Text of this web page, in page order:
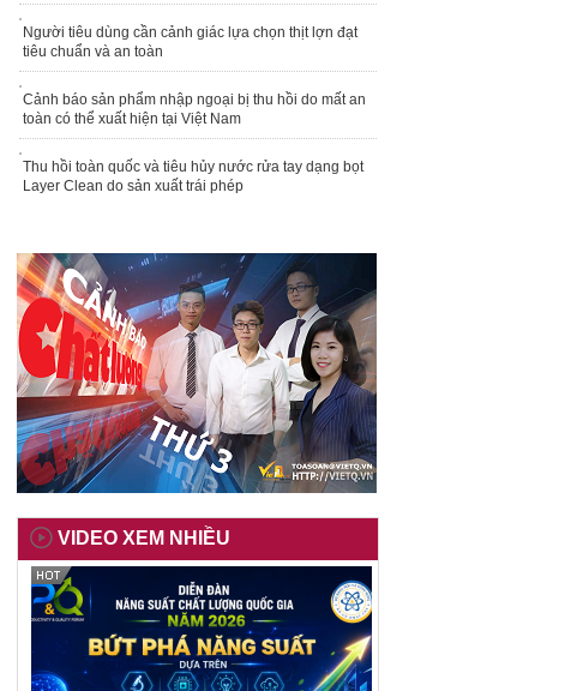
Người tiêu dùng cần cảnh giác lựa chọn thịt lợn đạt
tiêu chuẩn và an toàn
Cảnh báo sản phẩm nhập ngoại bị thu hồi do mất an
toàn có thể xuất hiện tại Việt Nam
Thu hồi toàn quốc và tiêu hủy nước rửa tay dạng bọt
Layer Clean do sản xuất trái phép
VIDEO XEM NHIỀU